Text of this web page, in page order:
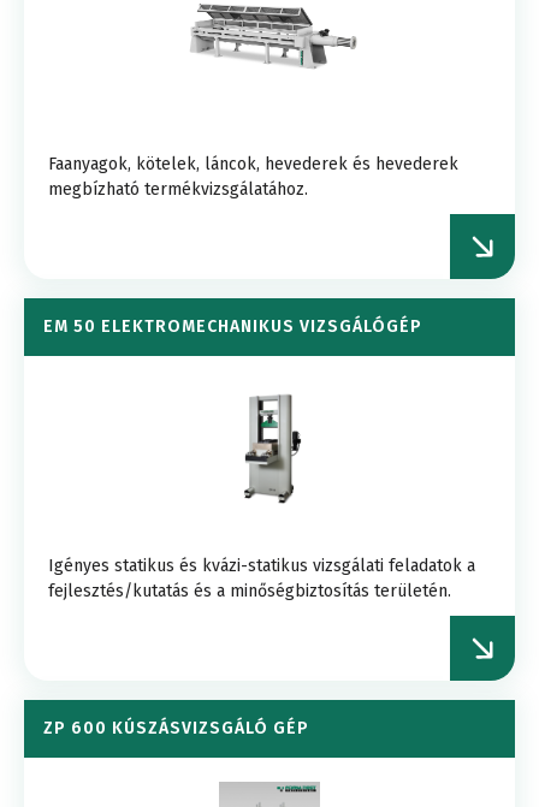
Faanyagok, kötelek, láncok, hevederek és hevederek
megbízható termékvizsgálatához.
EM 50 ELEKTROMECHANIKUS VIZSGÁLÓGÉP
Igényes statikus és kvázi-statikus vizsgálati feladatok a
fejlesztés/kutatás és a minőségbiztosítás területén.
ZP 600 KÚSZÁSVIZSGÁLÓ GÉP